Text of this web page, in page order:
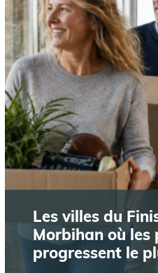
Les villes du
Morbihan où
progressent le